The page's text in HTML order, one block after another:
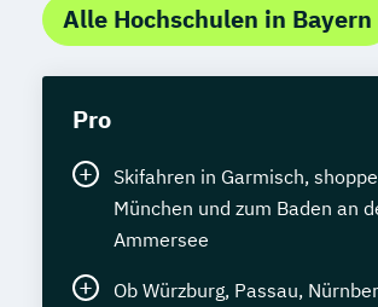
Alle Hochschulen in Bayern
Pro
Skifahren in Garmisch,
München und zum Baden an
Ammersee
Ob Würzburg, Passau,